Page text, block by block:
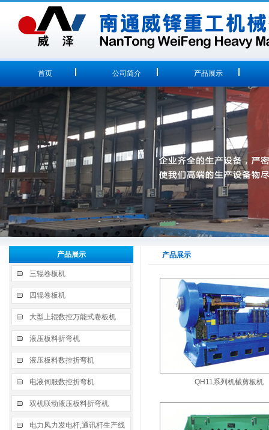
首页 公司简介 产品展示
产品展示
三辊卷板机
四辊卷板机
大型上辊数控万能式卷板机
液压板料折弯机
液压板料数控折弯机
电液伺服数控折弯机
双机联动液压板料折弯机
电力风力发电杆,通讯杆生产线
产品展示
QH11系列机械剪板机